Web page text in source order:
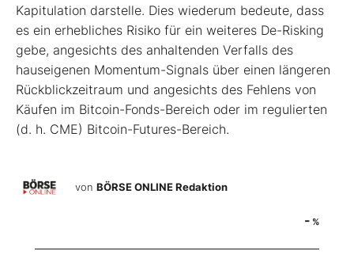
Kapitulation darstelle. Dies wiederum bedeute, dass
es ein erhebliches Risiko für ein weiteres De-Risking
gebe, angesichts des anhaltenden Verfalls des
hauseigenen Momentum-Signals über einen längeren
Rückblickzeitraum und angesichts des Fehlens von
Käufen im Bitcoin-Fonds-Bereich oder im regulierten
(d. h. CME) Bitcoin-Futures-Bereich.
von BÖRSE ONLINE Redaktion
- %